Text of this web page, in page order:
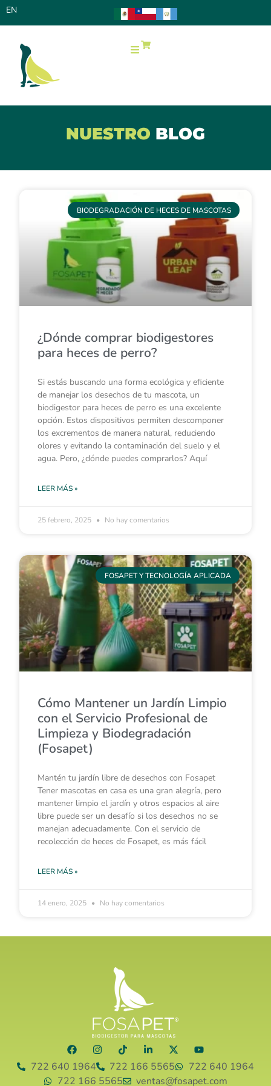
EN
NUESTRO BLOG
BIODEGRADACIÓN DE HECES DE MASCOTAS
¿Dónde comprar biodigestores
para heces de perro?
Si estás buscando una forma ecológica y eficiente
de manejar los desechos de tu mascota, un
biodigestor para heces de perro es una excelente
opción. Estos dispositivos permiten descomponer
los excrementos de manera natural, reduciendo
olores y evitando la contaminación del suelo y el
agua. Pero, ¿dónde puedes comprarlos? Aquí
LEER MÁS »
25 febrero, 2025 No hay comentarios
FOSAPET Y TECNOLOGÍA APLICADA
Cómo Mantener un Jardín Limpio
con el Servicio Profesional de
Limpieza y Biodegradación
(Fosapet)
Mantén tu jardín libre de desechos con Fosapet
Tener mascotas en casa es una gran alegría, pero
mantener limpio el jardín y otros espacios al aire
libre puede ser un desafío si los desechos no se
manejan adecuadamente. Con el servicio de
recolección de heces de Fosapet, es más fácil
LEER MÁS »
14 enero, 2025 No hay comentarios
722 640 1964 722 166 5565
722 640 1964
722 166 5565
ventas@fosapet.com